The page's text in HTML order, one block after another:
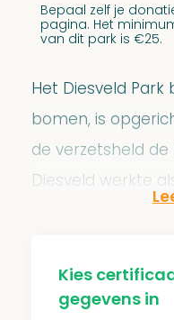
Bepaal zelf je
pagina. Het
van dit park is €25.
Het Diesveld Park
bomen, is
de verzetsheld de
Diesveld werkte
Systemen
Isaäc Keesing.
standvastig en
Kies
gegevens in